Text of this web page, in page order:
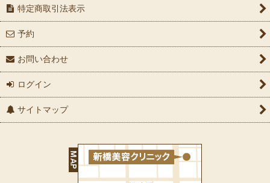
特定商取引法表示
予約
お問い合わせ
ログイン
サイトマップ